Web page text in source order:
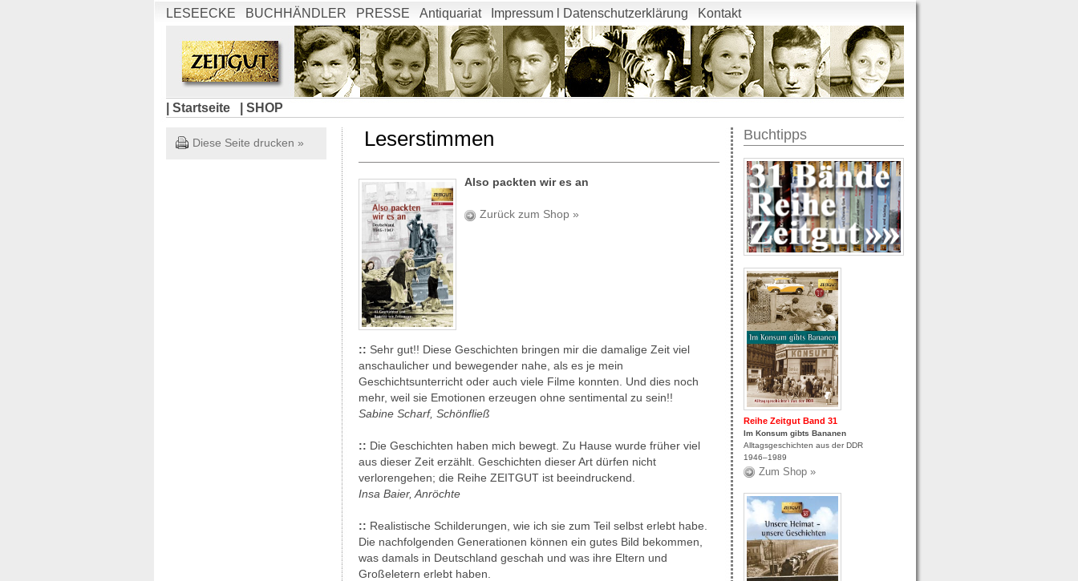
LESEECKE BUCHHÄNDLER PRESSE Antiquariat Impressum l Datenschutzerklärung Kontakt
| Startseite | SHOP
Diese Seite drucken » Leserstimmen
Also packten wir es an
Zurück zum Shop »
:: Sehr gut!! Diese Geschichten bringen mir die damalige Zeit viel
anschaulicher und bewegender nahe, als es je mein
Geschichtsunterricht oder auch viele Filme konnten. Und dies noch
mehr, weil sie Emotionen erzeugen ohne sentimental zu sein!!
Sabine Scharf, Schönfließ
:: Die Geschichten haben mich bewegt. Zu Hause wurde früher viel
aus dieser Zeit erzählt. Geschichten dieser Art dürfen nicht
verlorengehen; die Reihe ZEITGUT ist beeindruckend.
Insa Baier, Anröchte
:: Realistische Schilderungen, wie ich sie zum Teil selbst erlebt habe.
Die nachfolgenden Generationen können ein gutes Bild bekommen,
was damals in Deutschland geschah und was ihre Eltern und
Großeletern erlebt haben.
Buchtipps
Reihe Zeitgut Band 31
Im Konsum gibts Bananen
Alltagsgeschichten aus der DDR
1946–1989
Zum Shop »